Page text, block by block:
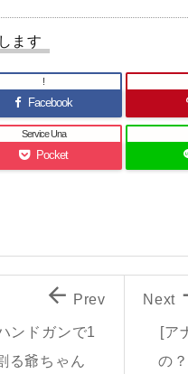
ます
Facebook
!
Pocket
Service Una
[ア
の
Next
ンドガンで1
る爺ちゃん
 Prev